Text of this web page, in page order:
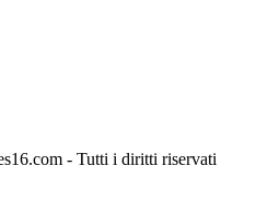
- Tutti i diritti riservati